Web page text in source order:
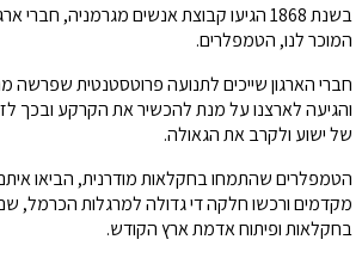
בשנת 1868 הגיעו קבוצת אנשים מגרמניה,
המוכר לנו, הטמפלרים.
חברי הארגון שייכים לתנועה פרוטסטנטית שפרשה
והגיעה לארצנו על מנת להכשיר את הקרקע ובכך
של ישוע ולקרב את הגאולה.
הטמפלרים שהתמחו בחקלאות מודרנית, הביאו איתם
מקדמים ורכשו חלקה די גדולה למרגלות הכרמל,
בחקלאות ופיתוח אדמת ארץ הקודש.